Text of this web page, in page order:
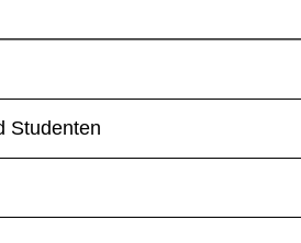
Studenten